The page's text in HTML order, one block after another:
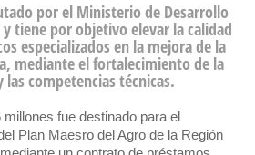
por el Ministerio de Desarrollo
tiene por objetivo elevar la calidad
especializados en la mejora de la
mediante el fortalecimiento de la
competencias técnicas.
fue destinado para el
Plan Maesro del Agro de la Región
la
de
Taller:
Diseño de la
Estrategia
19 octubre, 2024